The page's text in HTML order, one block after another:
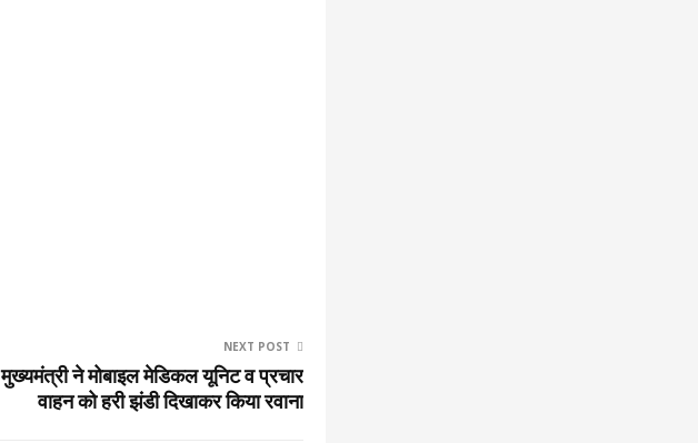
NEXT POST
मुख्यमंत्री ने मोबाइल मेडिकल यूनिट व प्रचार
वाहन को हरी झंडी दिखाकर किया रवाना